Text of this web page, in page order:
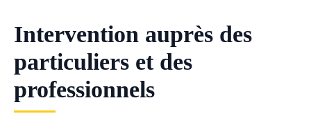
Intervention auprès des
particuliers et des
professionnels